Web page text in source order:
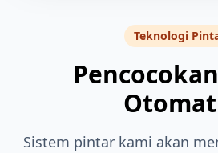
Teknologi
Sistem pintar kami akan